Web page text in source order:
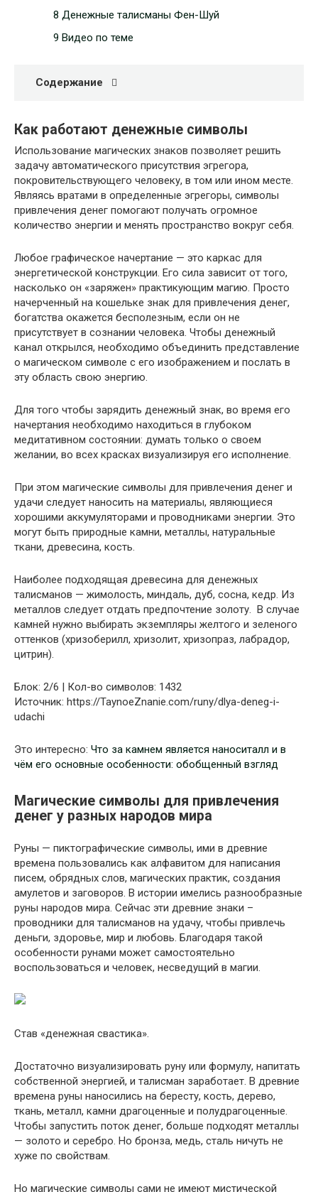
8 Денежные талисманы Фен-Шуй
9 Видео по теме
Содержание
Как работают денежные символы
Использование магических знаков позволяет решить
задачу автоматического присутствия эгрегора,
покровительствующего человеку, в том или ином месте.
Являясь вратами в определенные эгрегоры, символы
привлечения денег помогают получать огромное
количество энергии и менять пространство вокруг себя.
Любое графическое начертание — это каркас для
энергетической конструкции. Его сила зависит от того,
насколько он «заряжен» практикующим магию. Просто
начерченный на кошельке знак для привлечения денег,
богатства окажется бесполезным, если он не
присутствует в сознании человека. Чтобы денежный
канал открылся, необходимо объединить представление
о магическом символе с его изображением и послать в
эту область свою энергию.
Для того чтобы зарядить денежный знак, во время его
начертания необходимо находиться в глубоком
медитативном состоянии: думать только о своем
желании, во всех красках визуализируя его исполнение.
При этом магические символы для привлечения денег и
удачи следует наносить на материалы, являющиеся
хорошими аккумуляторами и проводниками энергии. Это
могут быть природные камни, металлы, натуральные
ткани, древесина, кость.
Наиболее подходящая древесина для денежных
талисманов — жимолость, миндаль, дуб, сосна, кедр. Из
металлов следует отдать предпочтение золоту. В случае
камней нужно выбирать экземпляры желтого и зеленого
оттенков (хризоберилл, хризолит, хризопраз, лабрадор,
цитрин).
Блок: 2/6 | Кол-во символов: 1432
Источник: https://TaynoeZnanie.com/runy/dlya-deneg-i-
udachi
Это интересно: Что за камнем является наноситалл и в
чём его основные особенности: обобщенный взгляд
Магические символы для привлечения
денег у разных народов мира
Руны — пиктографические символы, ими в древние
времена пользовались как алфавитом для написания
писем, обрядных слов, магических практик, создания
амулетов и заговоров. В истории имелись разнообразные
руны народов мира. Сейчас эти древние знаки –
проводники для талисманов на удачу, чтобы привлечь
деньги, здоровье, мир и любовь. Благодаря такой
особенности рунами может самостоятельно
воспользоваться и человек, несведущий в магии.
Став «денежная свастика».
Достаточно визуализировать руну или формулу, напитать
собственной энергией, и талисман заработает. В древние
времена руны наносились на бересту, кость, дерево,
ткань, металл, камни драгоценные и полудрагоценные.
Чтобы запустить поток денег, больше подходят металлы
— золото и серебро. Но бронза, медь, сталь ничуть не
хуже по свойствам.
Но магические символы сами не имеют мистической